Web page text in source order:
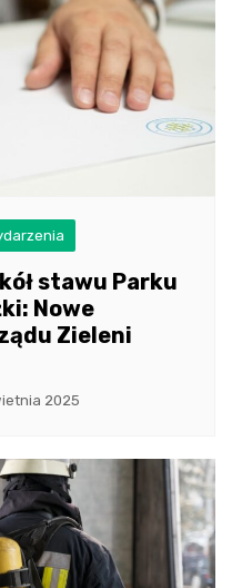
stawu Parku
Nowe
Zieleni
2025